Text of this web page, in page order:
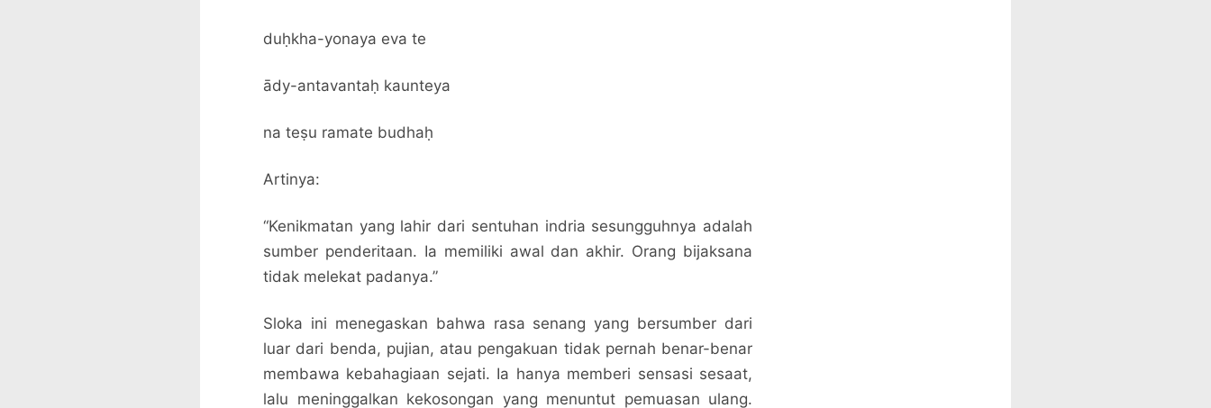
duḥkha-yonaya eva te
ādy-antavantaḥ kaunteya
na teṣu ramate budhaḥ
Artinya:
“Kenikmatan yang lahir dari sentuhan indria sesungguhnya adalah
sumber penderitaan. Ia memiliki awal dan akhir. Orang bijaksana
tidak melekat padanya.”
Sloka ini menegaskan bahwa rasa senang yang bersumber dari
luar dari benda, pujian, atau pengakuan tidak pernah benar-benar
membawa kebahagiaan sejati. Ia hanya memberi sensasi sesaat,
lalu meninggalkan kekosongan yang menuntut pemuasan ulang.